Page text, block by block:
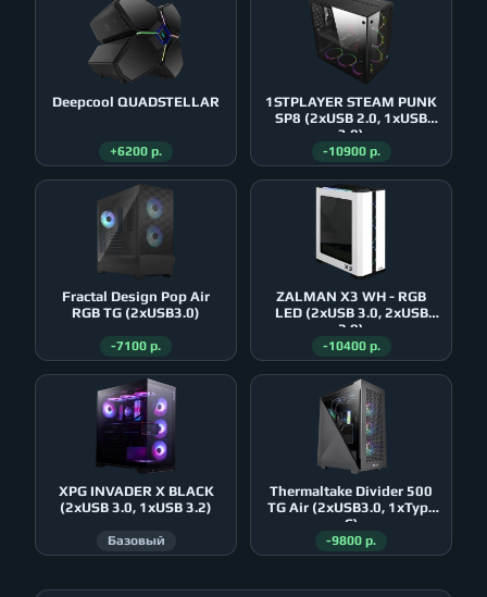
Deepcool QUADSTELLAR
+6200 р.
1STPLAYER STEAM PUNK
SP8 (2xUSB 2.0, 1xUSB
3.0)
-10900 р.
Fractal Design Pop Air
RGB TG (2xUSB3.0)
-7100 р.
ZALMAN X3 WH - RGB
LED (2xUSB 3.0, 2xUSB
2.0)
-10400 р.
XPG INVADER X BLACK
(2xUSB 3.0, 1xUSB 3.2)
Базовый
Thermaltake Divider 500
TG Air (2xUSB3.0, 1xType
C)
-9800 р.